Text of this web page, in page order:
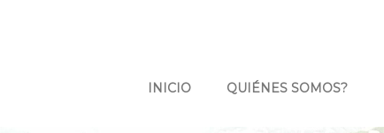
INICIO QUIÉNES SOMOS?